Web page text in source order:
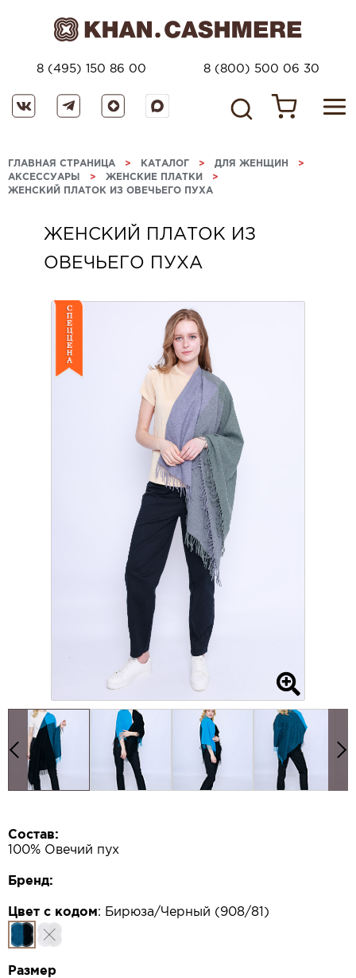
8 (495) 150 86 00 8 (800) 500 06 30
ГЛАВНАЯ СТРАНИЦА > КАТАЛОГ > ДЛЯ ЖЕНЩИН >
АКСЕССУАРЫ > ЖЕНСКИЕ ПЛАТКИ >
ЖЕНСКИЙ ПЛАТОК ИЗ ОВЕЧЬЕГО ПУХА
ЖЕНСКИЙ ПЛАТОК ИЗ
ОВЕЧЬЕГО ПУХА
Состав:
100% Овечий пух
Бренд:
Цвет с кодом: Бирюза/Черный (908/81)
Размер